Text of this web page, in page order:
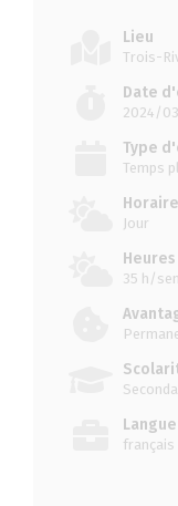
Lieu
Trois-
Date
2024/
Type
Temps
Jour
35 h/
Langue
français